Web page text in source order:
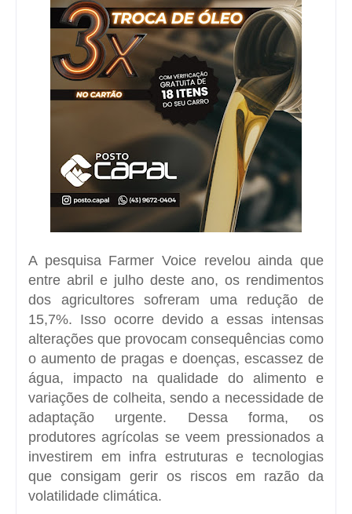
A pesquisa Farmer Voice revelou ainda que
entre abril e julho deste ano, os rendimentos
dos agricultores sofreram uma redução de
15,7%. Isso ocorre devido a essas intensas
alterações que provocam consequências como
o aumento de pragas e doenças, escassez de
água, impacto na qualidade do alimento e
variações de colheita, sendo a necessidade de
adaptação urgente. Dessa forma, os
produtores agrícolas se veem pressionados a
investirem em infra estruturas e tecnologias
que consigam gerir os riscos em razão da
volatilidade climática.